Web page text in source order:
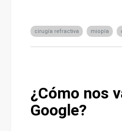
cirugía refractiva miopía
¿Cómo nos
Google?